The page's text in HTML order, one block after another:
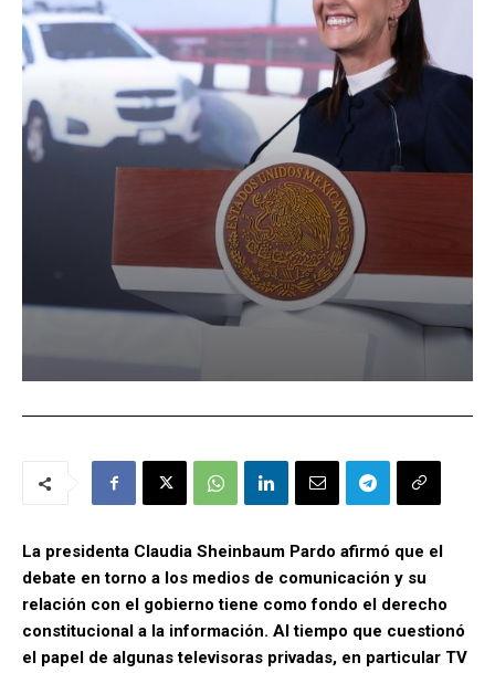
La presidenta Claudia Sheinbaum Pardo afirmó que el
debate en torno a los medios de comunicación y su
relación con el gobierno tiene como fondo el derecho
constitucional a la información. Al tiempo que cuestionó
el papel de algunas televisoras privadas, en particular TV